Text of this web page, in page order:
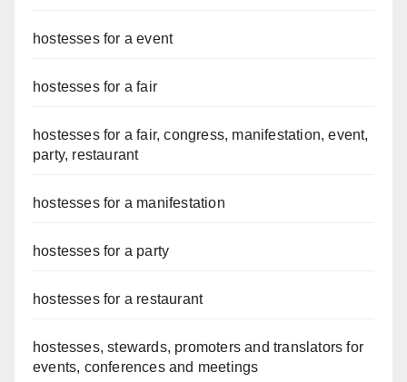
hostesses for a event
hostesses for a fair
hostesses for a fair, congress, manifestation, event,
party, restaurant
hostesses for a manifestation
hostesses for a party
hostesses for a restaurant
hostesses, stewards, promoters and translators for
events, conferences and meetings